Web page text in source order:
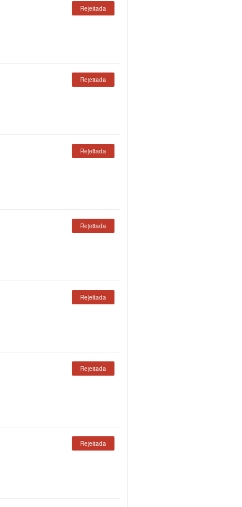
Rejeitada
Rejeitada
Rejeitada
Rejeitada
Rejeitada
Rejeitada
Rejeitada